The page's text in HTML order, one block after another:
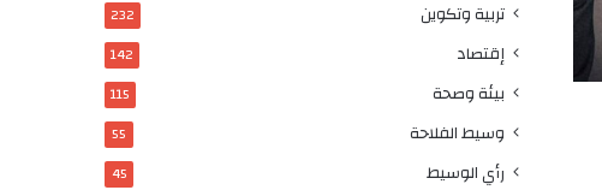
تربية وتكوين 232
إقتصاد 142
بيئة وصحة 115
وسيط الفلاحة 55
رأي الوسيط 45